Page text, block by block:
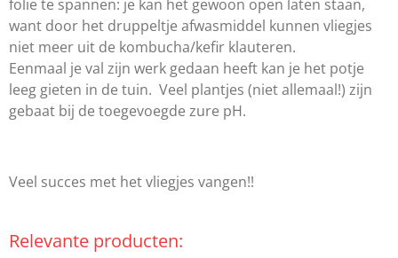
folie te spannen: je kan het gewoon open laten staan,
want door het druppeltje afwasmiddel kunnen vliegjes
niet meer uit de kombucha/kefir klauteren.
Eenmaal je val zijn werk gedaan heeft kan je het potje
leeg gieten in de tuin. Veel plantjes (niet allemaal!) zijn
gebaat bij de toegevoegde zure pH.
Veel succes met het vliegjes vangen!!
Relevante producten: